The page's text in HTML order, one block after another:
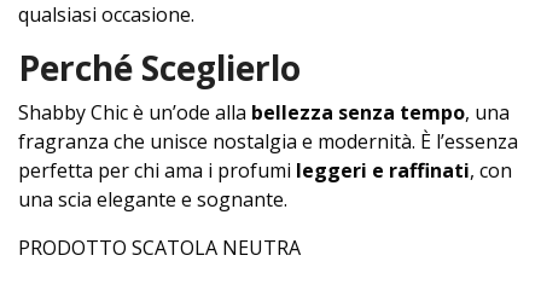
qualsiasi occasione.
Perché Sceglierlo
Shabby Chic è un’ode alla bellezza senza tempo, una
fragranza che unisce nostalgia e modernità. È l’essenza
perfetta per chi ama i profumi leggeri e raffinati, con
una scia elegante e sognante.
PRODOTTO SCATOLA NEUTRA